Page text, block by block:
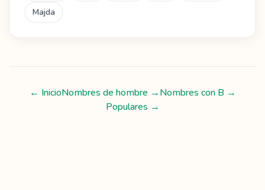
Majda
← InicioNombres de hombre →Nombres con B →
Populares →